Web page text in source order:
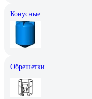
Конусные
Обрешетки